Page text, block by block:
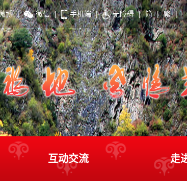
博 | 微信 | 手机端 | 无障碍 | 简 | 繁 |
互动交流 走